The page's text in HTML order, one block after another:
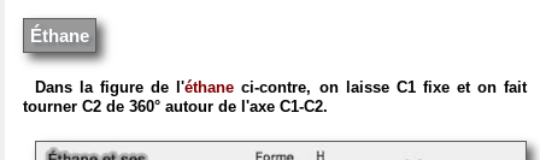
Éthane
Dans la figure de l'éthane ci-contre, on laisse C1 fixe et on fait
tourner C2 de 360° autour de l'axe C1-C2.